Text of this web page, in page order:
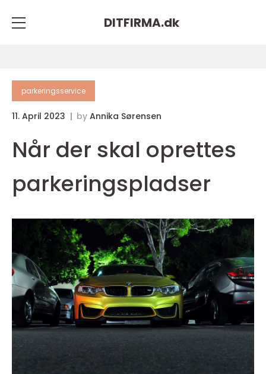
DITFIRMA.dk
parkeringsservice
11. April 2023 by Annika Sørensen
Når der skal oprettes
parkeringspladser